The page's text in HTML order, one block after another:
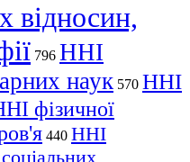
відносин,
796 ННІ
наук 570 ННІ
фізичної
440 ННІ
соціальних